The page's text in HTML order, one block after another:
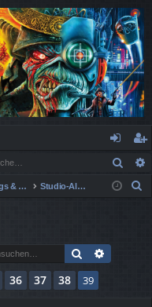
n
m
eg
ist
Songs & Alben Spezial Studio-Alben
Suche
36 37 38 39